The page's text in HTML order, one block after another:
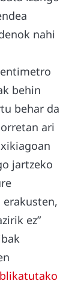
nahi
behin
behar da
ari
jartzeko
ez”